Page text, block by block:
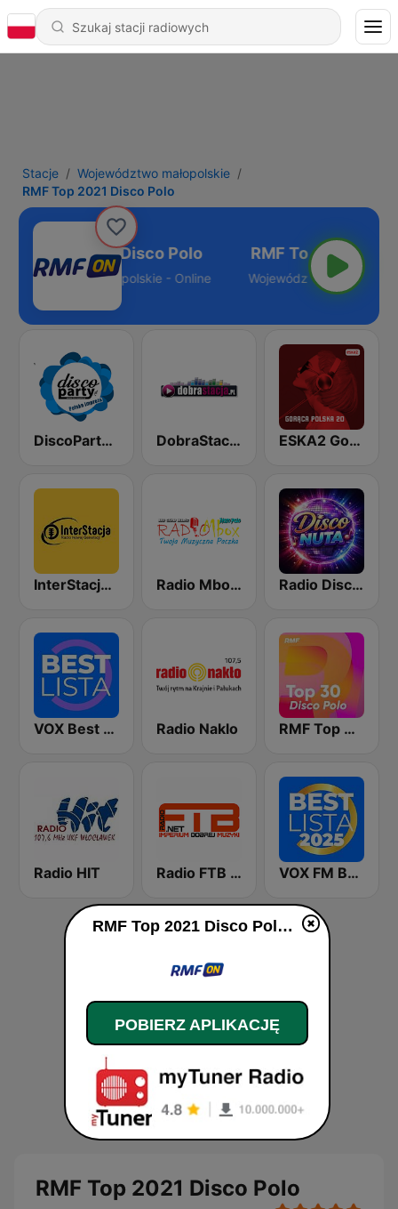
Stacje
Województwo małopolskie
RMF Top 2021 Disco Polo
RMF Top 2021 Disco Polo
Województwo małopolskie - Online
DiscoParty.pl - Polska Impreza DobraStacja.pl - Disco Polo ESKA2 Gorąca polska 20
InterStacja - Disco Polo Radio Mbox - DISCO POLO Radio Disco Nuta
VOX Best Lista Radio Naklo RMF Top 30 disco polo
Radio HIT Radio FTB Disco Polo VOX FM Best lista 2025
RMF Top 2021 Disco Polo
RMF Top 2021 Disco Polo na żywo
POBIERZ APLIKACJĘ